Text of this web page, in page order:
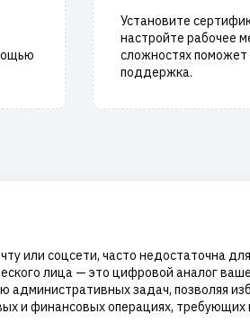
Установите
настройте рабочее
сложностях поможет
поддержка.
или соцсети, часто недостаточна
лица — это цифровой аналог
задач, позволяя
и финансовых операциях,